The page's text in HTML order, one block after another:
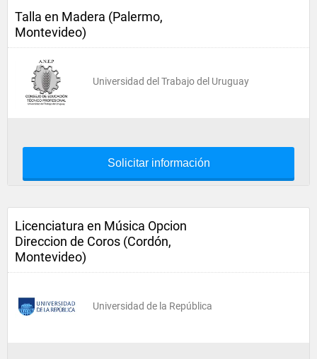
Talla en Madera (Palermo,
Montevideo)
Universidad del Trabajo del Uruguay
Solicitar información
Licenciatura en Música Opcion
Direccion de Coros (Cordón,
Montevideo)
Universidad de la República